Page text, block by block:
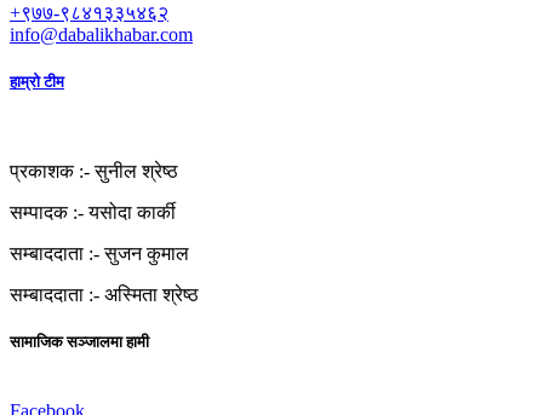
+९७७-९८४१३३५४६२
info@dabalikhabar.com
हाम्रो टीम
प्रकाशक :-सुनील श्रेष्ठ
सम्पादक :-यसोदा कार्की
सम्बाददाता :-सुजन कुमाल
सम्बाददाता :- अस्मिता श्रेष्ठ
सामाजिक सञ्जालमा हामी
Facebook